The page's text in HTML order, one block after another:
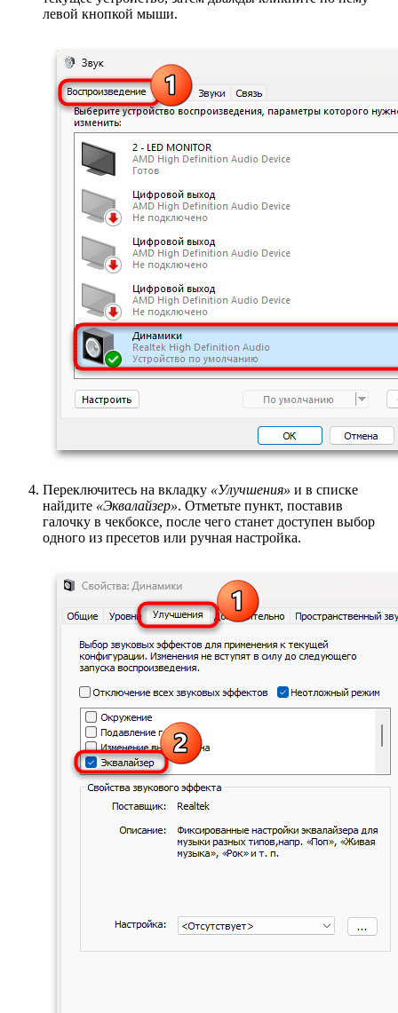
левой кнопкой мыши.
Переключитесь на вкладку «Улучшения» и в списке
найдите «Эквалайзер». Отметьте пункт, поставив
галочку в чекбоксе, после чего станет доступен выбор
одного из пресетов или ручная настройка.